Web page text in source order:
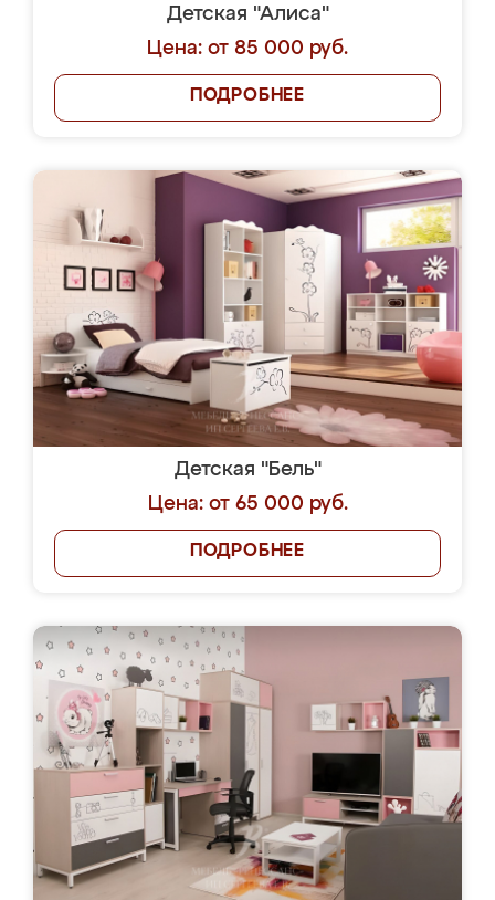
Детская "Алиса"
Цена: от 85 000 руб.
ПОДРОБНЕЕ
Детская "Бель"
Цена: от 65 000 руб.
ПОДРОБНЕЕ